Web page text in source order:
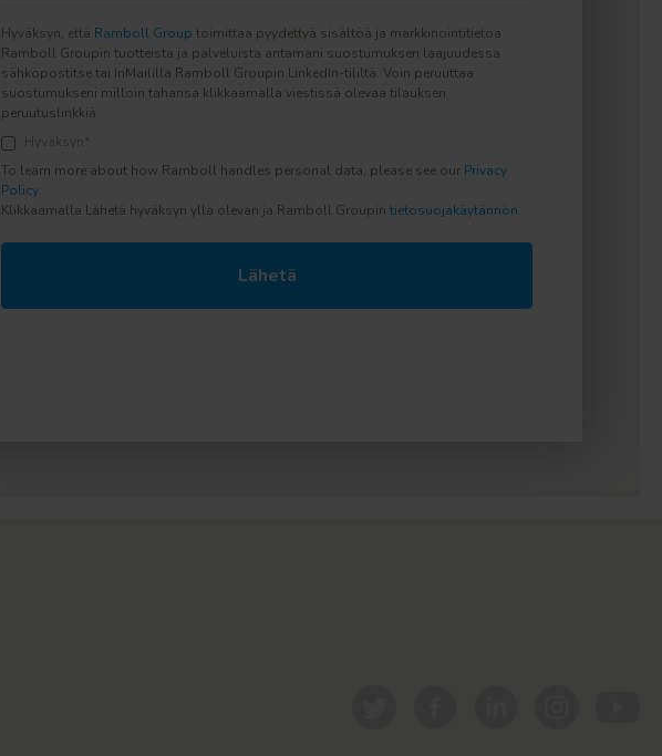
Hyväksyn, että Ramboll Group toimittaa pyydettyä sisältöä ja markkinointitietoa
Ramboll Groupin tuotteista ja palveluista antamani suostumuksen laajuudessa
sähköpostitse tai InMaililla Ramboll Groupin LinkedIn-tililtä. Voin peruuttaa
suostumukseni milloin tahansa klikkaamalla viestissä olevaa tilauksen
peruutuslinkkiä.
Hyväksyn*
To learn more about how Ramboll handles personal data, please see our Privacy
Policy.
Klikkaamalla Lähetä hyväksyn yllä olevan ja Ramboll Groupin tietosuojakäytännön.